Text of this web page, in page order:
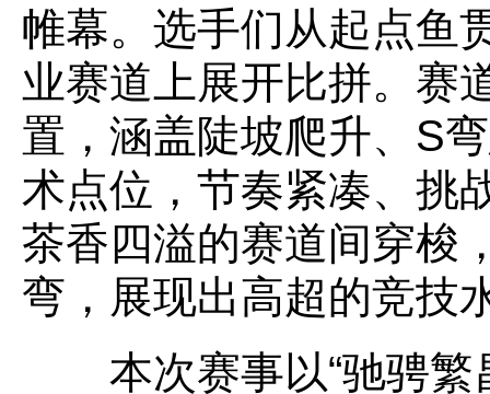
帷幕。选手们从起点鱼
业赛道上展开比拼。赛
置，涵盖陡坡爬升、S
术点位，节奏紧凑、挑
茶香四溢的赛道间穿梭
弯，展现出高超的竞技
本次赛事以“驰骋繁